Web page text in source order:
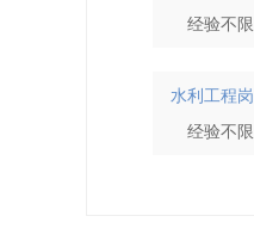
经验不限
水利工程岗
经验不限